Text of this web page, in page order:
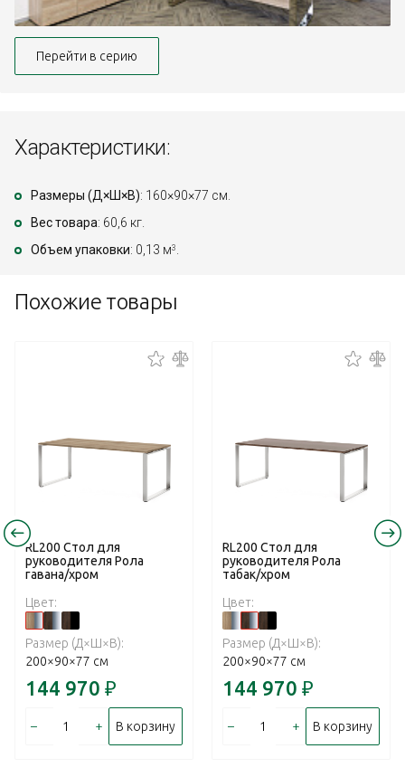
Перейти в серию
Характеристики:
Размеры (Д×Ш×В): 160×90×77 см.
Вес товара: 60,6 кг.
Объем упаковки: 0,13 м3 .
Похожие товары
RL200 Стол для
руководителя Рола
гавана/хром
Цвет:
Размер (Д×Ш×В):
200×90×77 см
144 970 ₽
– + В корзину
RL200 Стол для
руководителя Рола
табак/хром
Цвет:
Размер (Д×Ш×В):
200×90×77 см
144 970 ₽
– + В корзину